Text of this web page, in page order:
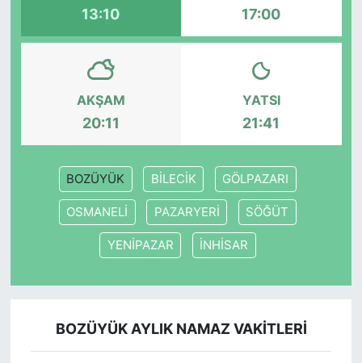
13:10 17:00
AKŞAM
20:11
YATSI
21:41
BOZÜYÜK BİLECİK GÖLPAZARI
OSMANELİ PAZARYERİ SÖĞÜT
YENİPAZAR İNHİSAR
BOZÜYÜK AYLIK NAMAZ VAKITLERI